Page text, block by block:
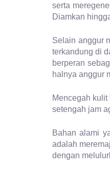
serta
Diamkan
Selain anggur
terkandung di
berperan
halnya anggur
Mencegah
setengah jam
Bahan alami
adalah
dengan